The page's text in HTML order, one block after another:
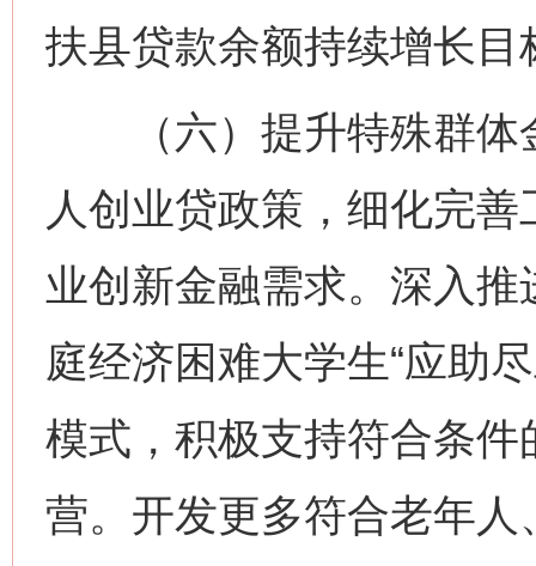
扶县贷款余额持续增长目
（六）提升特殊群体
人创业贷政策，细化完
业创新金融需求。深入
庭经济困难大学生“应助
模式，积极支持符合条
营。开发更多符合老年